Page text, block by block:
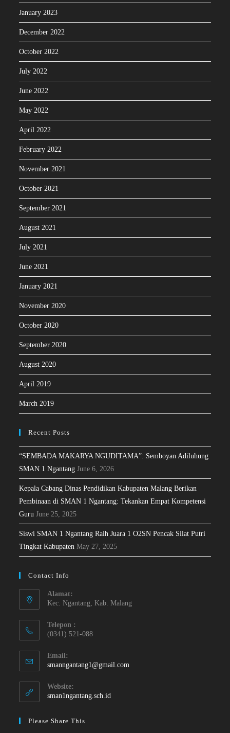
January 2023
December 2022
October 2022
July 2022
June 2022
May 2022
April 2022
February 2022
November 2021
October 2021
September 2021
August 2021
July 2021
June 2021
January 2021
November 2020
October 2020
September 2020
August 2020
April 2019
March 2019
Recent Posts
“SEMBADA MAKARYA NGUDITAMA”: Semboyan Adiluhung
SMAN 1 Ngantang June 6, 2026
Kepala Cabang Dinas Pendidikan Kabupaten Malang Berikan
Pembinaan di SMAN 1 Ngantang: Tekankan Empat Kompetensi
Guru June 25, 2025
Siswi SMAN 1 Ngantang Raih Juara 1 O2SN Pencak Silat Putri
Tingkat Kabupaten May 27, 2025
Contact Info
Alamat:
Kec. Ngantang, Kab. Malang
Telepon :
(0341) 521-088
Email:
smanngantang1@gmail.com
Website:
sman1ngantang.sch.id
Please Share This